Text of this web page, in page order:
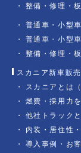
整備・修理・
普通車・小型車
普通車・小型
整備・修理・
スカニア新車販
スカニアとは
燃費・採用力
他社トラック
内装・居住性
導入事例・お